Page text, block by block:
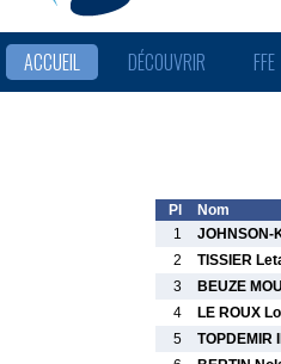
ACCUEIL DÉCOUVRIR FFE
Pl Nom
1
JOHNSON-
2
TISSIER
3
BEUZE
4
LE ROUX
5
TOPDEMIR